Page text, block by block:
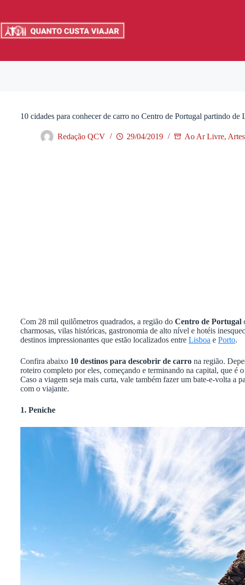
o
conteúdo
10 cidades para conhecer de carro no Centro de Portugal partindo de
Redação QCV 29/04/2019 Ao Ar Livre,
Com 28 mil quilômetros quadrados, a região do Centro de Portugal
charmosas, vilas históricas, gastronomia de alto nível e hotéis
destinos impressionantes que estão localizados entre Lisboa e Porto.
Confira abaixo 10 destinos para descobrir de carro na região.
roteiro completo por eles, começando e terminando na capital, que é
Caso a viagem seja mais curta, vale também fazer um bate-e-volta a
com o viajante.
1. Peniche